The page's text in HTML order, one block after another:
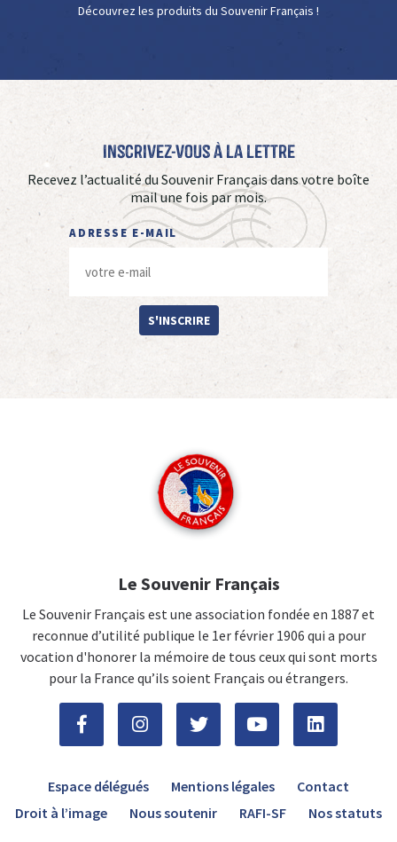
Découvrez les produits du Souvenir Français !
Inscrivez-vous à La Lettre
Recevez l’actualité du Souvenir Français dans votre boîte
mail une fois par mois.
ADRESSE E-MAIL
S'INSCRIRE
Le Souvenir Français
Le Souvenir Français est une association fondée en 1887 et
reconnue d’utilité publique le 1er février 1906 qui a pour
vocation d'honorer la mémoire de tous ceux qui sont morts
pour la France qu’ils soient Français ou étrangers.
Espace délégués Mentions légales
Contact
Droit à l’image
Nous soutenir RAFI-SF Nos statuts